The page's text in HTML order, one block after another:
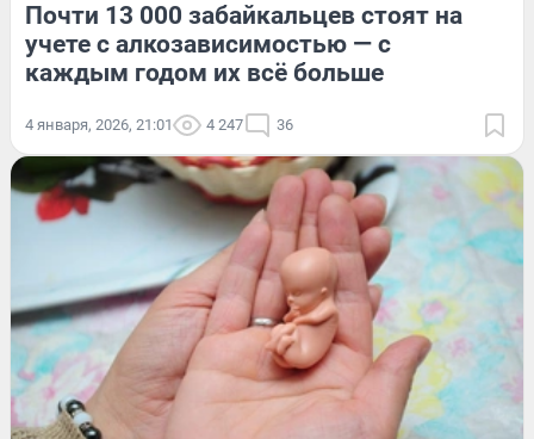
Почти 13 000 забайкальцев стоят на
учете с алкозависимостью — с
каждым годом их всё больше
4 января, 2026, 21:01 4 247 36